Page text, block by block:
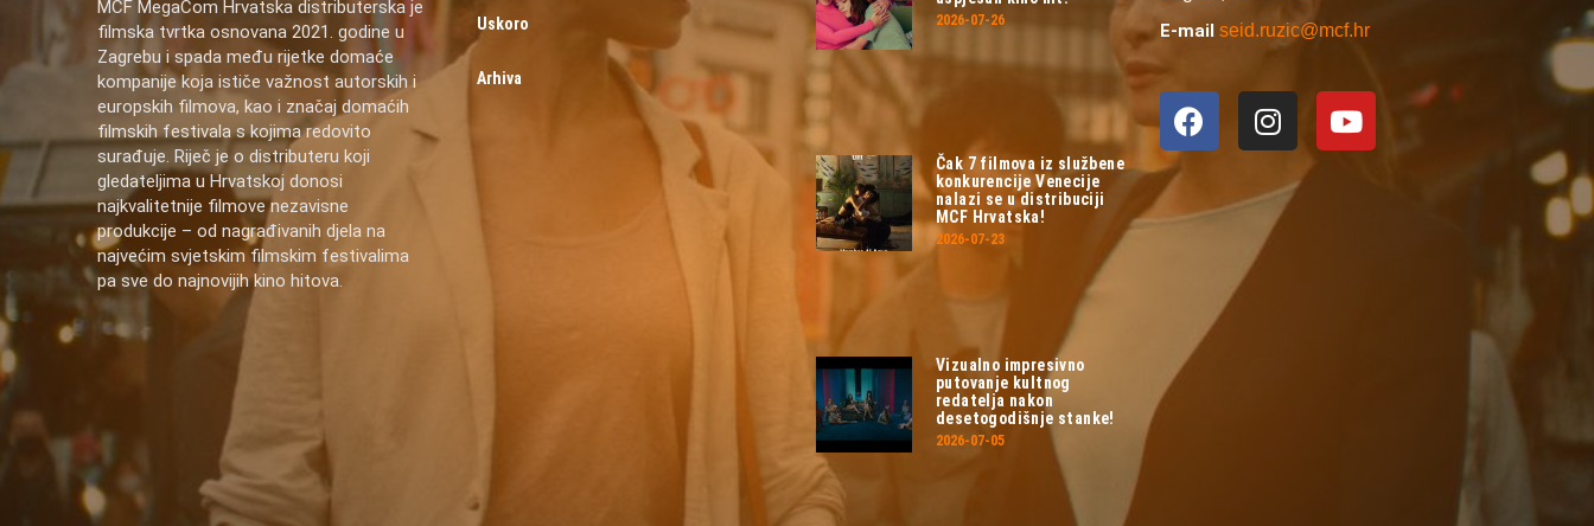
MCF MegaCom Hrvatska distributerska je
filmska tvrtka osnovana 2021. godine u
Zagrebu i spada među rijetke domaće
kompanije koja ističe važnost autorskih i
europskih filmova, kao i značaj domaćih
filmskih festivala s kojima redovito
surađuje. Riječ je o distributeru koji
gledateljima u Hrvatskoj donosi
najkvalitetnije filmove nezavisne
produkcije – od nagrađivanih djela na
najvećim svjetskim filmskim festivalima
pa sve do najnovijih kino hitova.
Uskoro
Arhiva
2026-07-26
Čak 7 filmova iz službene
konkurencije Venecije
nalazi se u distribuciji
MCF Hrvatska!
2026-07-23
Vizualno impresivno
putovanje kultnog
redatelja nakon
desetogodišnje stanke!
2026-07-05
E-mail seid.ruzic@mcf.hr